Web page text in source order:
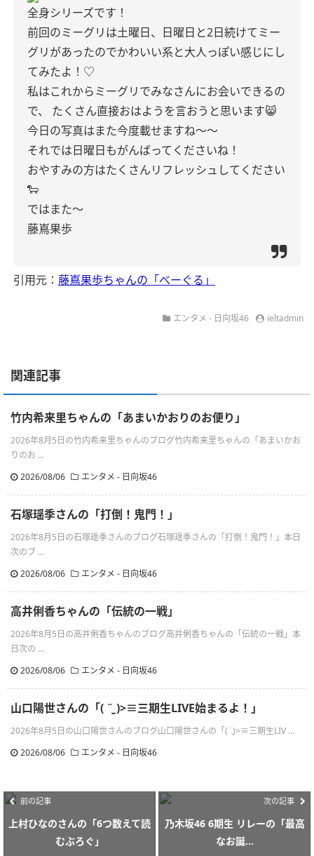
全身シリーズです！
前回のミーグリは土曜日、日曜日と2日続けてミー
グリがあったのでかわいい系と大人っぽい感じにし
てみたよ！♡
私はこれからミーグリでみなさんにお会いできるの
で、
たくさん直接おはようを言おうと思います😸
今日の写真はまた今度載せますね〜〜
それでは日曜日もがんばってくださいね！
おやすみの方はたくさんリフレッシュしてください
🐑
ではまた〜
藤嶌果歩
引用元： 藤嶌果歩ちゃんの「べーぐる」
エンタメ - 日向坂46 ieltadmin
関連記事
竹内希来里ちゃんの「あまいかおりのお便り」
2026年8月5日の竹内希来里ちゃんのブログ竹内希来里ちゃんの「あまいかお
りのお ...
2026/08/06
エンタメ - 日向坂46
石塚瑶季さんの「打倒！鬼門！」
2026年8月5日の石塚瑶季さんのブログ石塚瑶季さんの「打倒！鬼門！」本日
次のブ ...
2026/08/06
エンタメ - 日向坂46
高井俐香ちゃんの「伝統の一戦」
2026年8月5日の高井俐香ちゃんのブログ高井俐香ちゃんの「伝統の一戦」本
日次の ...
2026/08/06
エンタメ - 日向坂46
山口陽世さんの「( ¨̮ )>≡三期生LIVE始まるよ！」
2026年8月5日の山口陽世さんのブログ山口陽世さんの「(¨̮)>≡三期生LIV ...
2026/08/06
エンタメ - 日向坂46
前の記事
上村ひなのさんの「6つ数えて読
むぶろぐ」
次の記事
乃木坂46 6期生 リレーの「最高
なお誕...